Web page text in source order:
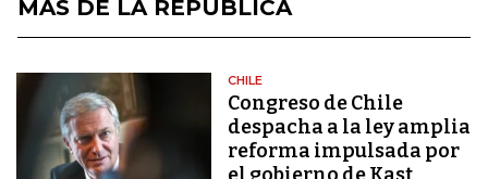
MÁS DE LA REPÚBLICA
CHILE
Congreso de Chile
despacha a la ley amplia
reforma impulsada por